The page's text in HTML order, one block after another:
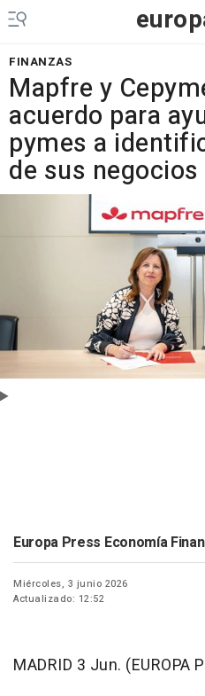
FINANZAS
Mapfre y
acuerdo para
pymes a
de sus negocios
Europa Press Economía
Miércoles, 3 junio 2026
Actualizado: 12:52
MADRID 3 Jun. (EUROPA